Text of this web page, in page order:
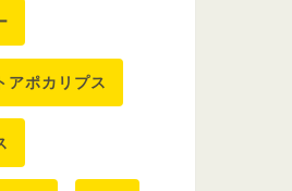
アポカリプス